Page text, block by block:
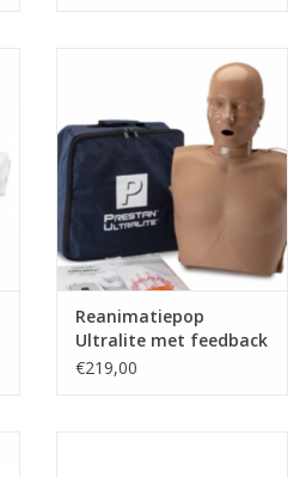
Reanimatiepop
Ultralite met feedback
- volwassen
€219,00